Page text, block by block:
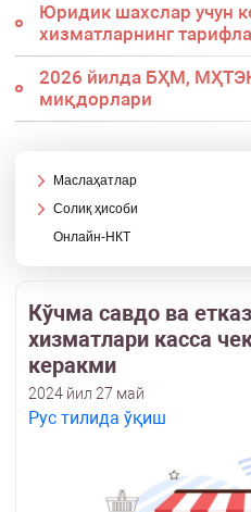
Юридик шахслар учун
хизматларнинг
2026 йилда БҲМ,
миқдорлари
Маслаҳатлар
Солиқ ҳисоби
Онлайн-НКТ
Кўчма савдо ва
хизматлари касса
керакми
2024 йил 27 май
Рус тилида ўқиш